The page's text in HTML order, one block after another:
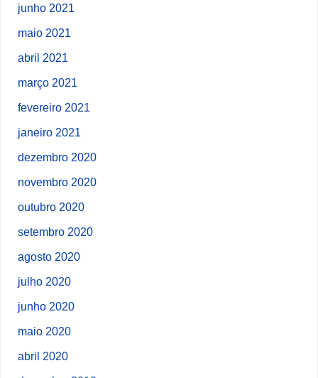
junho 2021
maio 2021
abril 2021
março 2021
fevereiro 2021
janeiro 2021
dezembro 2020
novembro 2020
outubro 2020
setembro 2020
agosto 2020
julho 2020
junho 2020
maio 2020
abril 2020